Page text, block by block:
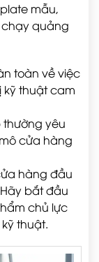
mẫu,
chạy quảng
toàn về việc
kỹ thuật cam
yêu
cửa hàng
hàng đầu
bắt đầu
chủ lực
thuật.